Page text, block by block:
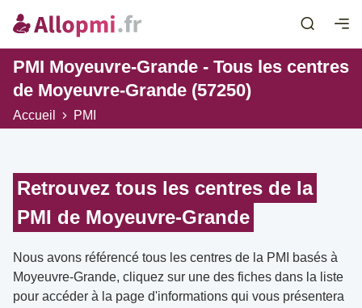
PMI Moyeuvre-Grande - Tous les centres
de Moyeuvre-Grande (57250)
Accueil PMI
Retrouvez tous les centres de la
PMI de Moyeuvre-Grande
Nous avons référencé tous les centres de la PMI basés à
Moyeuvre-Grande, cliquez sur une des fiches dans la liste
pour accéder à la page d'informations qui vous présentera